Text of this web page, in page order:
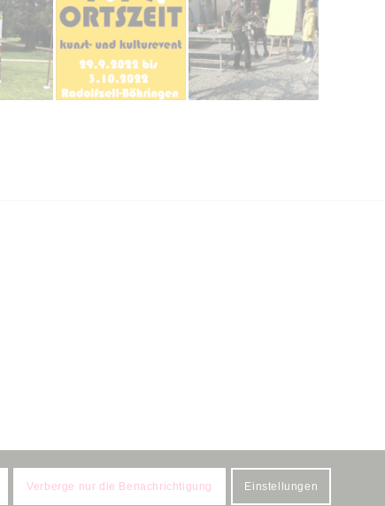
Impressum Datenschutzerklärung
Verberge nur die Benachrichtigung Einstellungen